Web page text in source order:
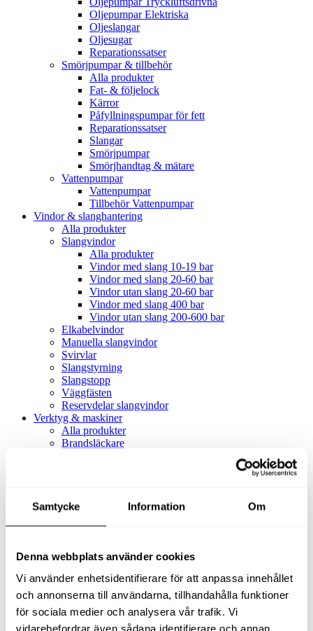
Samtycke Information Om
Denna webbplats använder cookies
Vi använder enhetsidentifierare för att anpassa innehållet
och annonserna till användarna, tillhandahålla funktioner
för sociala medier och analysera vår trafik. Vi
vidarebefordrar även sådana identifierare och annan
Oljepumpar Elektriska
Oljeslangar
Oljesugar
Reparationssatser
Smörjpumpar & tillbehör
Alla produkter
Fat- & följelock
Kärror
Påfyllningspumpar för fett
Reparationssatser
Slangar
Smörjpumpar
Smörjhandtag & mätare
Vattenpumpar
Vattenpumpar
Tillbehör Vattenpumpar
Vindor & slanghantering
Alla produkter
Slangvindor
Alla produkter
Vindor med slang 10-19 bar
Vindor med slang 20-60 bar
Vindor utan slang 20-60 bar
Vindor med slang 400 bar
Vindor utan slang 200-600 bar
Elkabelvindor
Manuella slangvindor
Svirvlar
Slangstyrning
Slangstopp
Väggfästen
Reservdelar slangvindor
Verktyg & maskiner
Alla produkter
Brandsläckare
Alla produkter
Slangfäste
Textil- & Våtdammsugare
Tillbehör Textil- & våtdammsugare
Adaptrar
Dammsugare